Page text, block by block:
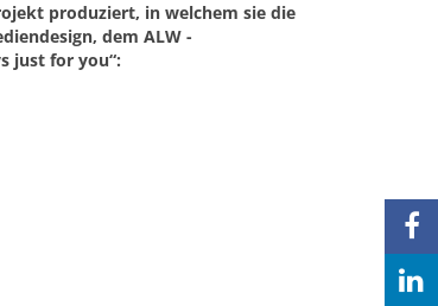
produziert, in welchem sie die
dem ALW -
just for you“: